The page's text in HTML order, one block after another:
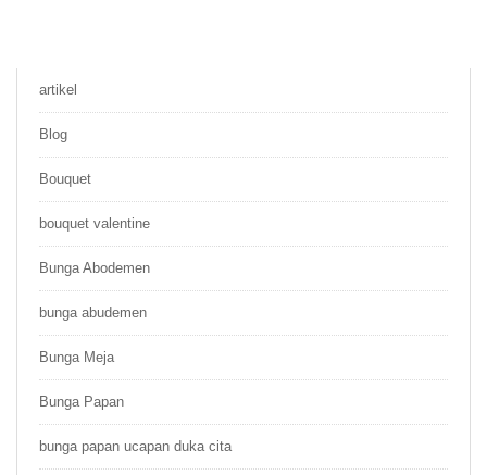
artikel
Blog
Bouquet
bouquet valentine
Bunga Abodemen
bunga abudemen
Bunga Meja
Bunga Papan
bunga papan ucapan duka cita